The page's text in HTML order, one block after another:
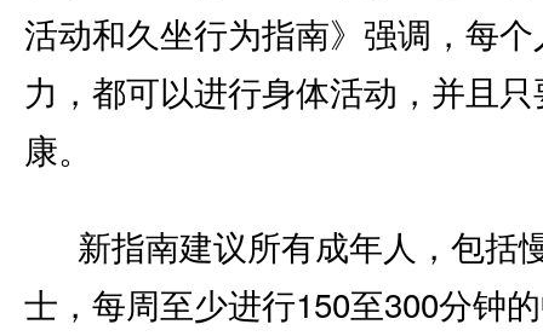
活动和久坐行为指南》强调，每
力，都可以进行身体活动，并且
康。
新指南建议所有成年人，包括
士，每周至少进行150至300分钟